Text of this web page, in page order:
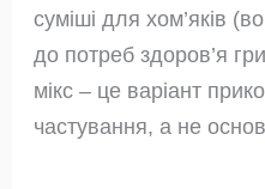
суміші для хом’яків
до потреб здоров’я
мікс – це варіант
частування, а не